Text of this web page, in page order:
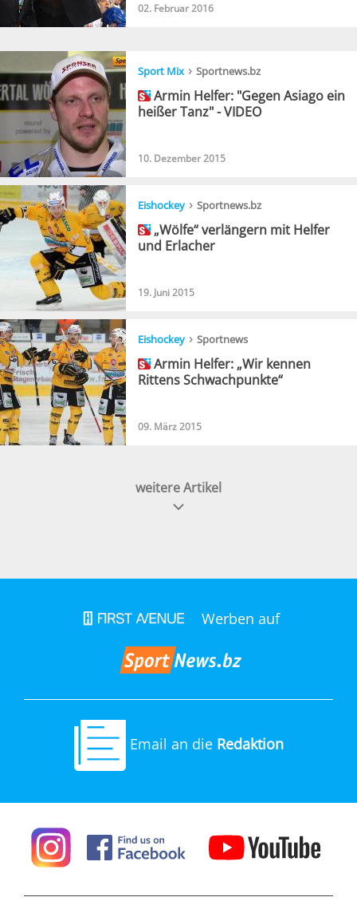
02. Februar 2016
Sport Mix › Sportnews.bz
Armin Helfer: "Gegen Asiago ein
heißer Tanz" - VIDEO
10. Dezember 2015
Eishockey › Sportnews.bz
„Wölfe“ verlängern mit Helfer
und Erlacher
19. Juni 2015
Eishockey › Sportnews
Armin Helfer: „Wir kennen
Rittens Schwachpunkte“
09. März 2015
weitere Artikel
Werben auf
Email an die Redaktion